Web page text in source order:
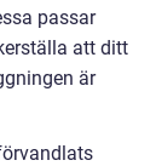
passar
att ditt
är